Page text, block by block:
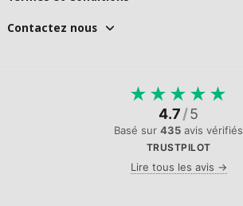
Contactez nous
★ ★ ★ ★ ★
4.7/5
Basé sur 435 avis vérifiés
TRUSTPILOT
Lire tous les avis →